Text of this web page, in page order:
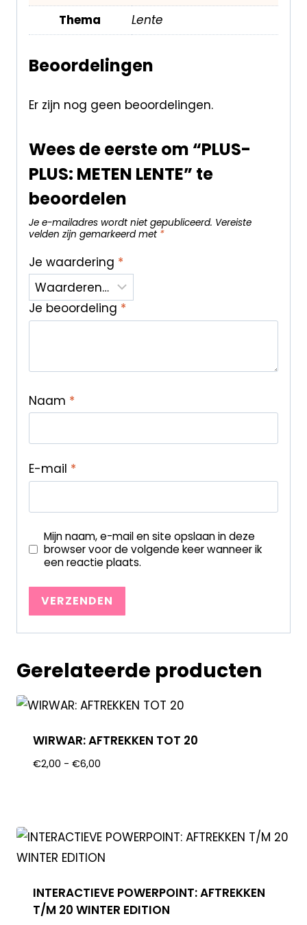
Thema Lente
Beoordelingen
Er zijn nog geen beoordelingen.
Wees de eerste om “PLUS-
PLUS: METEN LENTE” te
beoordelen
Je e-mailadres wordt niet gepubliceerd. Vereiste
velden zijn gemarkeerd met *
Je waardering *
Je beoordeling *
Naam *
E-mail *
Mijn naam, e-mail en site opslaan in deze
browser voor de volgende keer wanneer ik
een reactie plaats.
Gerelateerde producten
WIRWAR: AFTREKKEN TOT 20
€2,00 - €6,00
INTERACTIEVE POWERPOINT: AFTREKKEN
T/M 20 WINTER EDITION